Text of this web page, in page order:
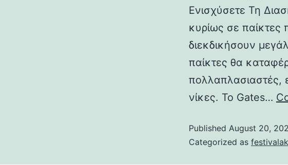
Ενισχύσετε Τη
κυρίως σε παίκτες
διεκδικήσουν
παίκτες θα
πολλαπλασιαστές,
νίκες. Το Gates…
Published August 20,
Categorized as